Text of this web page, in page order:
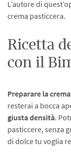
L’autore di
crema pasticcera.
Ricetta
con il
Preparare la
resterai a bocca
giusta densità.
pasticcere, senza
di dolce tu voglia